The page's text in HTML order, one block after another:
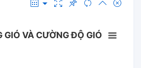
GIÓ VÀ CƯỜNG ĐỘ GIÓ